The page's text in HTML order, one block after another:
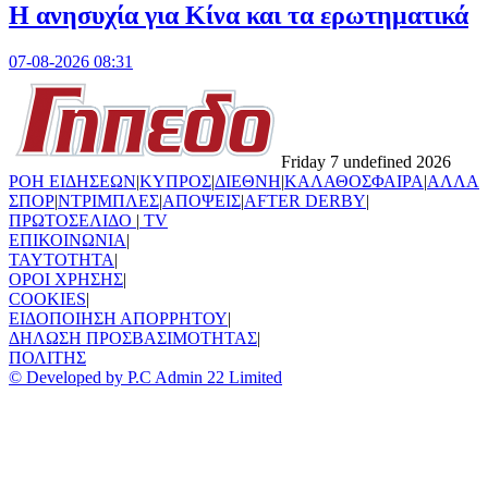
Η ανησυχία για Κίνα και τα ερωτηματικά
07-08-2026 08:31
Friday 7 undefined 2026
ΡΟΗ ΕΙΔΗΣΕΩΝ|ΚΥΠΡΟΣ|ΔΙΕΘΝΗ|ΚΑΛΑΘΟΣΦΑΙΡΑ|ΑΛΛΑ
ΣΠΟΡ|ΝΤΡΙΜΠΛΕΣ|ΑΠΟΨΕΙΣ|AFTER DERBY|
ΠΡΩΤΟΣΕΛΙΔΟ | TV
ΕΠΙΚΟΙΝΩΝΙΑ|
TAYTOTHTA|
ΟΡΟΙ ΧΡΗΣΗΣ|
COOKIES|
ΕΙΔΟΠΟΙΗΣΗ ΑΠΟΡΡΗΤΟΥ|
ΔΗΛΩΣΗ ΠΡΟΣΒΑΣΙΜΟΤΗΤΑΣ|
ΠΟΛΙΤΗΣ
© Developed by P.C Admin 22 Limited